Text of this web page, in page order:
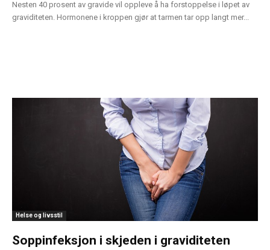
Nesten 40 prosent av gravide vil oppleve å ha forstoppelse i løpet av
graviditeten. Hormonene i kroppen gjør at tarmen tar opp langt mer...
Helse og livsstil
Soppinfeksjon i skjeden i graviditeten